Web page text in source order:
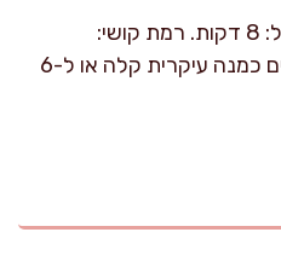
זמן הכנה: 12 דקות. זמן בישול: 8 דקות. רמת קושי:
קל-בינוני. מתאים ל-4 סועדים כמנה עיקרית קלה או ל-6